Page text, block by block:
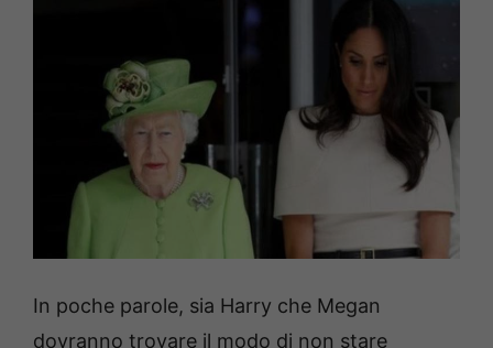
In poche parole, sia Harry che Megan
dovranno trovare il modo di non stare